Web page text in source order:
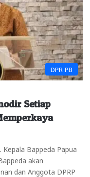
DPR PB
Setiap
Kepala Bappeda Papua
akan
dan Anggota DPRP